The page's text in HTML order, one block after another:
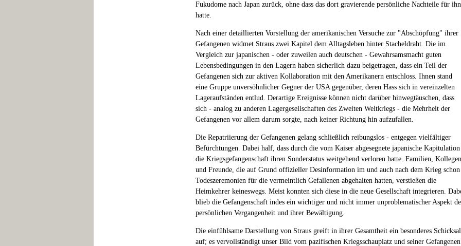
Fukudome nach Japan zurück, ohne dass das dort gravierende persönliche Nachteile für ihn
hatte.
Nach einer detaillierten Vorstellung der amerikanischen Versuche zur "Abschöpfung" ihrer
Gefangenen widmet Straus zwei Kapitel dem Alltagsleben hinter Stacheldraht. Die im
Vergleich zur japanischen - oder zuweilen auch deutschen - Gewahrsamsmacht guten
Lebensbedingungen in den Lagern haben sicherlich dazu beigetragen, dass ein Teil der
Gefangenen sich zur aktiven Kollaboration mit den Amerikanern entschloss. Ihnen stand
eine Gruppe unversöhnlicher Gegner der USA gegenüber, deren Hass sich in vereinzelten
Lageraufständen entlud. Derartige Ereignisse können nicht darüber hinwegtäuschen, dass
sich - analog zu anderen Lagergesellschaften des Zweiten Weltkriegs - die Mehrheit der
Gefangenen vor allem darum sorgte, nach keiner Richtung hin aufzufallen.
Die Repatriierung der Gefangenen gelang schließlich reibungslos - entgegen vielfältiger
Befürchtungen. Dabei half, dass durch die vom Kaiser abgesegnete japanische Kapitulation
die Kriegsgefangenschaft ihren Sonderstatus weitgehend verloren hatte. Familien, Kollegen
und Freunde, die auf Grund offizieller Desinformation im und auch nach dem Krieg schon
Todeszeremonien für die vermeintlich Gefallenen abgehalten hatten, verstießen die
Heimkehrer keineswegs. Meist konnten sich diese in die neue Gesellschaft integrieren.
blieb die Gefangenschaft indes ein wichtiger und nicht immer unproblematischer Aspekt
persönlichen Vergangenheit und ihrer Bewältigung.
Die einfühlsame Darstellung von Straus greift in ihrer Gesamtheit ein besonderes Schicksal
auf; es vervollständigt unser Bild vom pazifischen Kriegsschauplatz und seiner